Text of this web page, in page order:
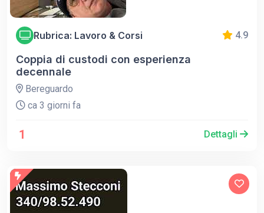
Rubrica: Lavoro & Corsi 4.9
Coppia di custodi con esperienza
decennale
Bereguardo
ca 3 giorni fa
1 Dettagli